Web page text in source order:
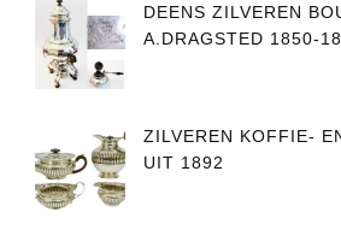
DEENS ZILVEREN
A.DRAGSTED 1850-
ZILVEREN KOFFIE-
UIT 1892